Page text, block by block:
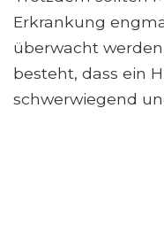
Erkrankung
überwacht
besteht, dass ein
schwerwiegend